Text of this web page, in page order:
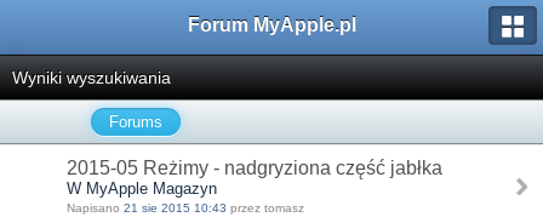
Forum MyApple.pl
Wyniki wyszukiwania
Forums
2015-05 Reżimy - nadgryziona część jabłka
W MyApple Magazyn
Napisano 21 sie 2015 10:43 przez tomasz